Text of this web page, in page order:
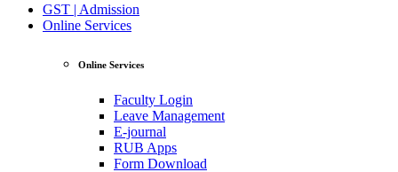
GST | Admission
Online Services
Online Services
Faculty Login
Leave Management
E-journal
RUB Apps
Form Download